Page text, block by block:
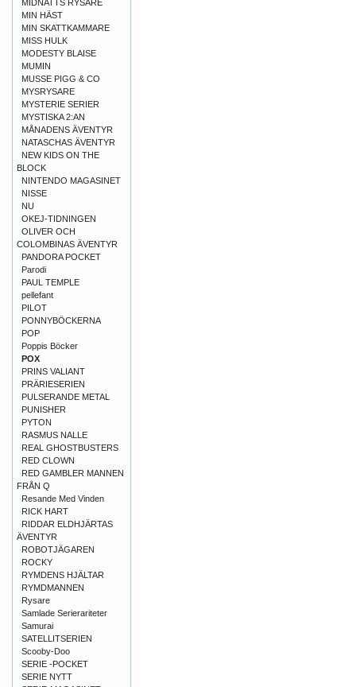
MIDNATTS RYSARE
MIN HÄST
MIN SKATTKAMMARE
MISS HULK
MODESTY BLAISE
MUMIN
MUSSE PIGG & CO
MYSRYSARE
MYSTERIE SERIER
MYSTISKA 2:AN
MÅNADENS ÄVENTYR
NATASCHAS ÄVENTYR
NEW KIDS ON THE
BLOCK
NINTENDO MAGASINET
NISSE
NU
OKEJ-TIDNINGEN
OLIVER OCH
COLOMBINAS ÄVENTYR
PANDORA POCKET
Parodi
PAUL TEMPLE
pellefant
PILOT
PONNYBÖCKERNA
POP
Poppis Böcker
POX
PRINS VALIANT
PRÄRIESERIEN
PULSERANDE METAL
PUNISHER
PYTON
RASMUS NALLE
REAL GHOSTBUSTERS
RED CLOWN
RED GAMBLER MANNEN
FRÅN Q
Resande Med Vinden
RICK HART
RIDDAR ELDHJÄRTAS
ÄVENTYR
ROBOTJÄGAREN
ROCKY
RYMDENS HJÄLTAR
RYMDMANNEN
Rysare
Samlade Serierariteter
Samurai
SATELLITSERIEN
Scooby-Doo
SERIE -POCKET
SERIE NYTT